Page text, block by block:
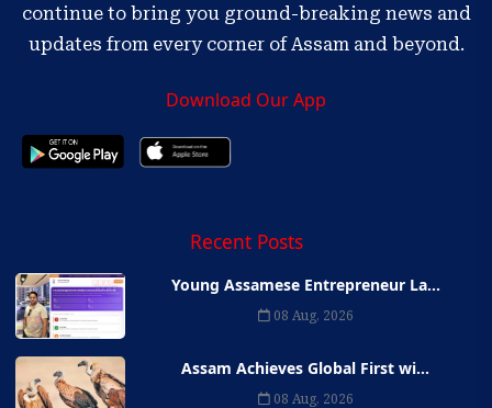
continue to bring you ground-breaking news and
updates from every corner of Assam and beyond.
Download Our App
Recent Posts
Young Assamese Entrepreneur La...
08 Aug, 2026
Assam Achieves Global First wi...
08 Aug, 2026